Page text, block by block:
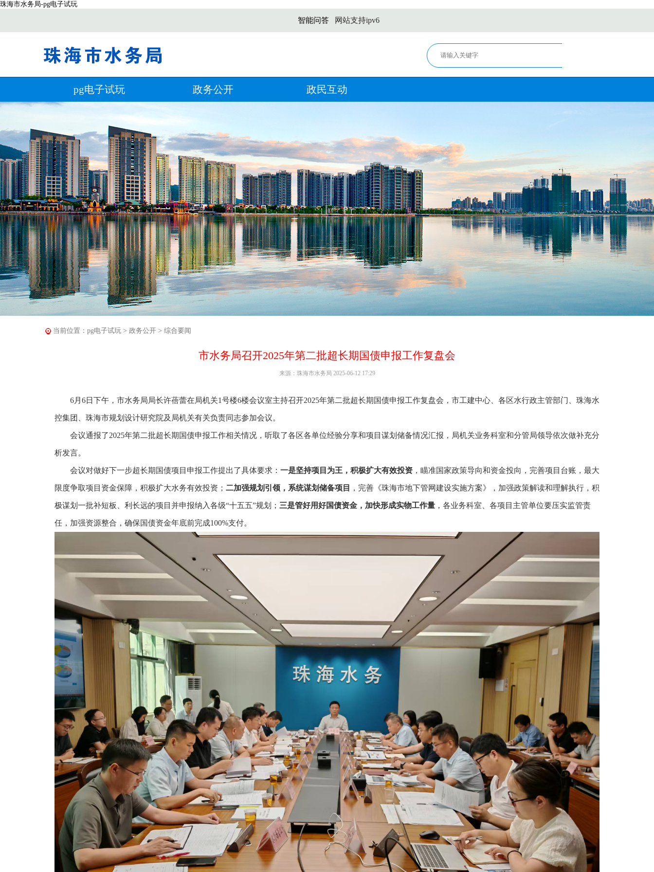
珠海市水务局-pg电子试玩
智能问答 网站支持ipv6
pg电子试玩 政务公开 政民互动
当前位置： pg电子试玩 > 政务公开 > 综合要闻
市水务局召开2025年第二批超长期国债申报工作复盘会
来源：珠海市水务局 2025-06-12 17:29
6月6日下午，市水务局局长许蓓蕾在局机关1号楼6楼会议室主持召开2025年第二批超长期国债申报工作复盘会，市工建中心、各区水行政主管部门、珠海水
控集团、珠海市规划设计研究院及局机关有关负责同志参加会议。
会议通报了2025年第二批超长期国债申报工作相关情况，听取了各区各单位经验分享和项目谋划储备情况汇报，局机关业务科室和分管局领导依次做补充分
析发言。
会议对做好下一步超长期国债项目申报工作提出了具体要求： 一是坚持项目为王，积极扩大有效投资 ，瞄准国家政策导向和资金投向，完善项目台账，最大
限度争取项目资金保障，积极扩大水务有效投资； 二加强规划引领，系统谋划储备项目 ，完善《珠海市地下管网建设实施方案》，加强政策解读和理解执行，积
极谋划一批补短板、利长远的项目并申报纳入各级“十五五”规划； 三是管好用好国债资金，加快形成实物工作量 ，各业务科室、各项目主管单位要压实监管责
任，加强资源整合，确保国债资金年底前完成100%支付。